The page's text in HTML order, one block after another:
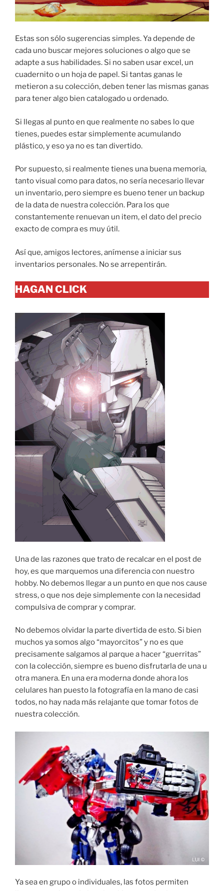
Estas son sólo sugerencias simples. Ya depende de
cada uno buscar mejores soluciones o algo que se
adapte a sus habilidades. Si no saben usar excel, un
cuadernito o un hoja de papel. Si tantas ganas le
metieron a su colección, deben tener las mismas ganas
para tener algo bien catalogado u ordenado.
Si llegas al punto en que realmente no sabes lo que
tienes, puedes estar simplemente acumulando
plástico, y eso ya no es tan divertido.
Por supuesto, si realmente tienes una buena memoria,
tanto visual como para datos, no sería necesario llevar
un inventario, pero siempre es bueno tener un backup
de la data de nuestra colección. Para los que
constantemente renuevan un item, el dato del precio
exacto de compra es muy útil.
Así que, amigos lectores, anímense a iniciar sus
inventarios personales. No se arrepentirán.
HAGAN CLICK
Una de las razones que trato de recalcar en el post de
hoy, es que marquemos una diferencia con nuestro
hobby. No debemos llegar a un punto en que nos cause
stress, o que nos deje simplemente con la necesidad
compulsiva de comprar y comprar.
No debemos olvidar la parte divertida de esto. Si bien
muchos ya somos algo “mayorcitos” y no es que
precisamente salgamos al parque a hacer “guerritas”
con la colección, siempre es bueno disfrutarla de una u
otra manera. En una era moderna donde ahora los
celulares han puesto la fotografía en la mano de casi
todos, no hay nada más relajante que tomar fotos de
nuestra colección.
Ya sea en grupo o individuales, las fotos permiten